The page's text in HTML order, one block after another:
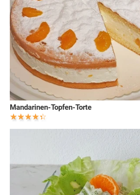
Mandarinen-Topfen-Torte